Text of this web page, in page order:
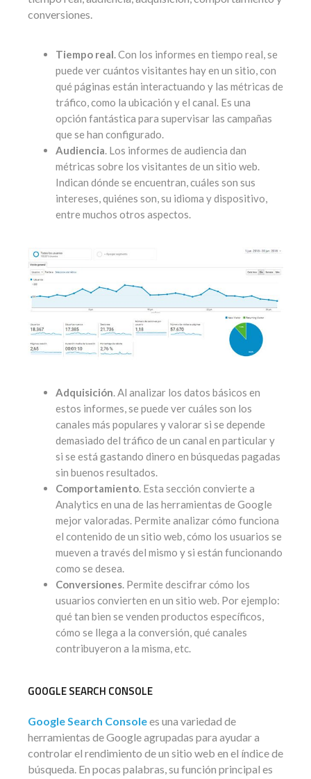
conversiones.
Tiempo real. Con los informes en tiempo real, se
puede ver cuántos visitantes hay en un sitio, con
qué páginas están interactuando y las métricas de
tráfico, como la ubicación y el canal. Es una
opción fantástica para supervisar las campañas
que se han configurado.
Audiencia. Los informes de audiencia dan
métricas sobre los visitantes de un sitio web.
Indican dónde se encuentran, cuáles son sus
intereses, quiénes son, su idioma y dispositivo,
entre muchos otros aspectos.
Adquisición. Al analizar los datos básicos en
estos informes, se puede ver cuáles son los
canales más populares y valorar si se depende
demasiado del tráfico de un canal en particular y
si se está gastando dinero en búsquedas pagadas
sin buenos resultados.
Comportamiento. Esta sección convierte a
Analytics en una de las herramientas de Google
mejor valoradas. Permite analizar cómo funciona
el contenido de un sitio web, cómo los usuarios se
mueven a través del mismo y si están funcionando
como se desea.
Conversiones. Permite descifrar cómo los
usuarios convierten en un sitio web. Por ejemplo:
qué tan bien se venden productos específicos,
cómo se llega a la conversión, qué canales
contribuyeron a la misma, etc.
GOOGLE SEARCH CONSOLE
Google Search Consolees una variedad de
herramientas de Google agrupadas para ayudar a
controlar el rendimiento de un sitio web en el índice de
búsqueda. En pocas palabras, su función principal es